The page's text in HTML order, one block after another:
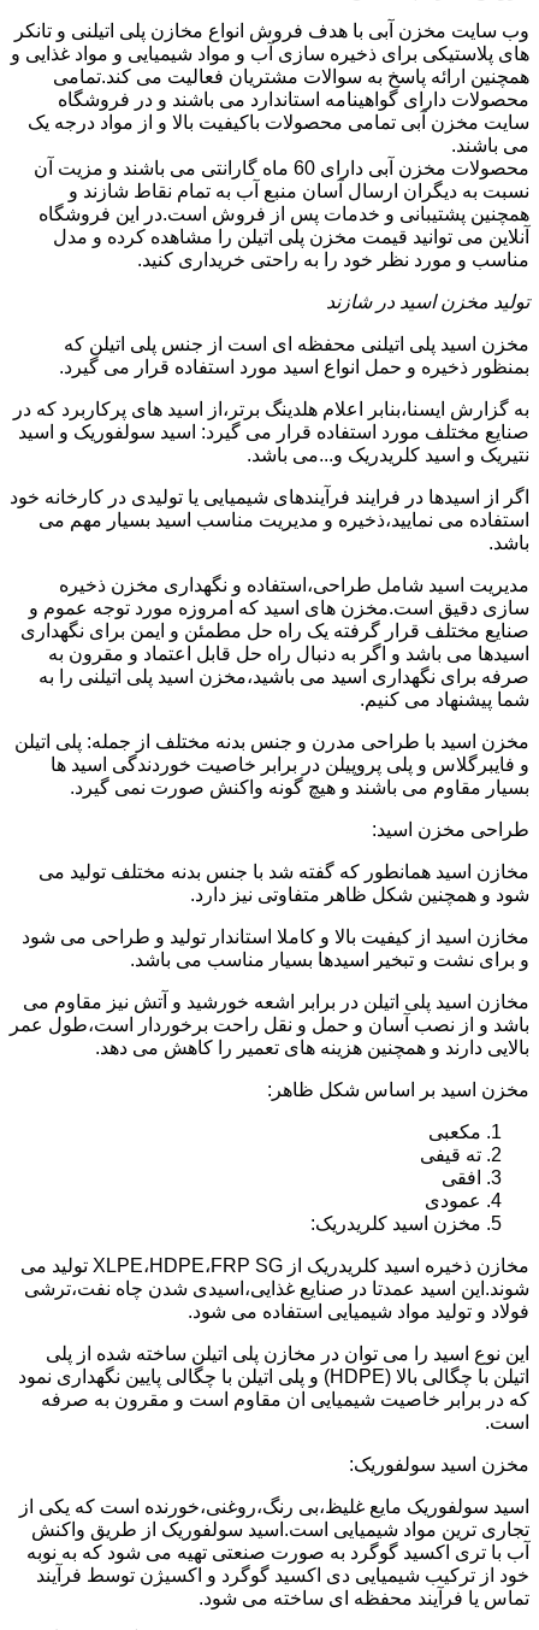
وب سایت مخزن آبی با هدف فروش انواع مخازن پلی اتیلنی و تانکر
های پلاستیکی برای ذخیره سازی آب و مواد شیمیایی و مواد غذایی و
همچنین ارائه پاسخ به سوالات مشتریان فعالیت می کند.تمامی
محصولات دارای گواهینامه استاندارد می باشند و در فروشگاه
سایت مخزن آبی تمامی محصولات باکیفیت بالا و از مواد درجه یک
می باشند.
محصولات مخزن آبی دارای 60 ماه گارانتی می باشند و مزیت آن
نسبت به دیگران ارسال آسان منبع آب به تمام نقاط شازند و
همچنین پشتیبانی و خدمات پس از فروش است.در این فروشگاه
آنلاین می توانید قیمت مخزن پلی اتیلن را مشاهده کرده و مدل
مناسب و مورد نظر خود را به راحتی خریداری کنید.
تولید مخزن اسید در شازند
مخزن اسید پلی اتیلنی محفظه ای است از جنس پلی اتیلن که
بمنظور ذخیره و حمل انواع اسید مورد استفاده قرار می گیرد.
به گزارش ایسنا،بنابر اعلام هلدینگ برتر،از اسید های پرکاربرد که در
صنایع مختلف مورد استفاده قرار می گیرد: اسید سولفوریک و اسید
نتیریک و اسید کلریدریک و...می باشد.
اگر از اسیدها در فرایند فرآیندهای شیمیایی یا تولیدی در کارخانه خود
استفاده می نمایید،ذخیره و مدیریت مناسب اسید بسیار مهم می
باشد.
مدیریت اسید شامل طراحی،استفاده و نگهداری مخزن ذخیره
سازی دقیق است.مخزن های اسید که امروزه مورد توجه عموم و
صنایع مختلف قرار گرفته یک راه حل مطمئن و ایمن برای نگهداری
اسیدها می باشد و اگر به دنبال راه حل قابل اعتماد و مقرون به
صرفه برای نگهداری اسید می باشید،مخزن اسید پلی اتیلنی را به
شما پیشنهاد می کنیم.
مخزن اسید با طراحی مدرن و جنس بدنه مختلف از جمله: پلی اتیلن
و فایبرگلاس و پلی پروپیلن در برابر خاصیت خوردندگی اسید ها
بسیار مقاوم می باشند و هیچ گونه واکنش صورت نمی گیرد.
طراحی مخزن اسید:
مخازن اسید همانطور که گفته شد با جنس بدنه مختلف تولید می
شود و همچنین شکل ظاهر متفاوتی نیز دارد.
مخازن اسید از کیفیت بالا و کاملا استاندار تولید و طراحی می شود
و برای نشت و تبخیر اسیدها بسیار مناسب می باشد.
مخازن اسید پلی اتیلن در برابر اشعه خورشید و آتش نیز مقاوم می
باشد و از نصب آسان و حمل و نقل راحت برخوردار است،طول عمر
بالایی دارند و همچنین هزینه های تعمیر را کاهش می دهد.
مخزن اسید بر اساس شکل ظاهر:
مکعبی
ته قیفی
افقی
عمودی
مخزن اسید کلریدریک:
مخازن ذخیره اسید کلریدریک از XLPE،HDPE،FRP SG تولید می
شوند.این اسید عمدتا در صنایع غذایی،اسیدی شدن چاه نفت،ترشی
فولاد و تولید مواد شیمیایی استفاده می شود.
این نوع اسید را می توان در مخازن پلی اتیلن ساخته شده از پلی
اتیلن با چگالی بالا (HDPE) و پلی اتیلن با چگالی پایین نگهداری نمود
که در برابر خاصیت شیمیایی ان مقاوم است و مقرون به صرفه
است.
مخزن اسید سولفوریک:
اسید سولفوریک مایع غلیظ،بی رنگ،روغنی،خورنده است که یکی از
تجاری ترین مواد شیمیایی است.اسید سولفوریک از طریق واکنش
آب با تری اکسید گوگرد به صورت صنعتی تهیه می شود که به نوبه
خود از ترکیب شیمیایی دی اکسید گوگرد و اکسیژن توسط فرآیند
تماس یا فرآیند محفظه ای ساخته می شود.